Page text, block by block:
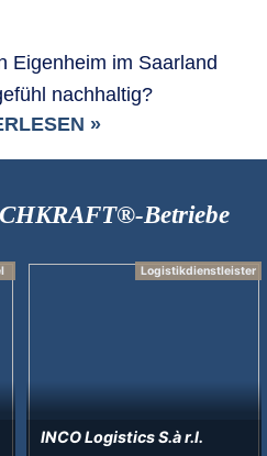
Eigenheim im Saarland
nachhaltig?
»
Betriebe
Logistikdienstleister
S.à r.l. La Coiffe